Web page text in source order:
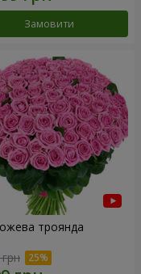
Замовити
троянда